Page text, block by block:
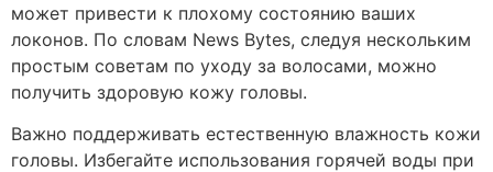
может привести к плохому состоянию ваших
локонов. По словам News Bytes, следуя нескольким
простым советам по уходу за волосами, можно
получить здоровую кожу головы.
Важно поддерживать естественную влажность кожи
головы. Избегайте использования горячей воды при